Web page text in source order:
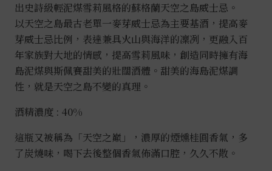
出史詩級輕泥煤雪莉風格的蘇格蘭天空之島威士忌。
以天空之島最古老單一麥芽威士忌為主要基酒，提高麥
芽威士忌比例，表達兼具火山與海洋的凜冽，更融入百
年家族對大地的情感，提高雪莉風味，創造同時擁有海
島泥煤與斯佩賽甜美的壯闊酒體。甜美的海島泥煤調
性，就是天空之島不變的真理。
酒精濃度 : 40%
這瓶又被稱為「天空之巔」，濃厚的煙燻桂圓香氣，多
了炭燒味，喝下去後整個香氣佈滿口腔，久久不散。